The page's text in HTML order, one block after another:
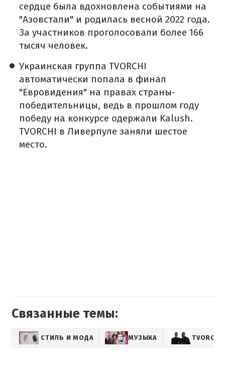
сердце была вдохновлена событиями на
"Азовстали" и родилась весной 2022 года.
За участников проголосовали более 166
тысяч человек.
Украинская группа TVORCHI
автоматически попала в финал
"Евровидения" на правах страны-
победительницы, ведь в прошлом году
победу на конкурсе одержали Kalush.
TVORCHI в Ливерпуле заняли шестое
место.
Связанные темы:
СТИЛЬ И МОДА МУЗЫКА TVORCHI